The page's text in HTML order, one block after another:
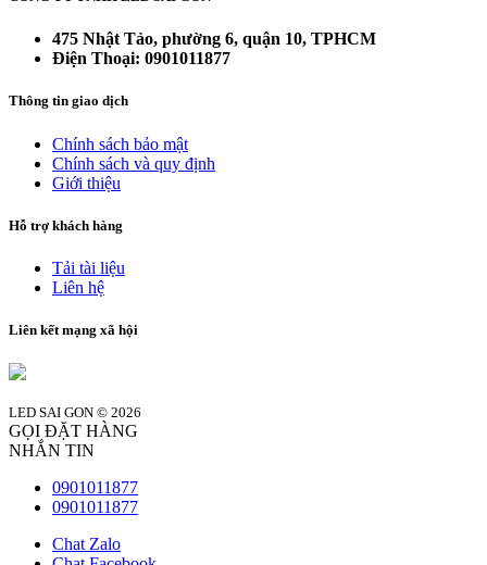
475 Nhật Tảo, phường 6, quận 10, TPHCM
Điện Thoại: 0901011877
Thông tin giao dịch
Chính sách bảo mật
Chính sách và quy định
Giới thiệu
Hỗ trợ khách hàng
Tải tài liệu
Liên hệ
Liên kết mạng xã hội
LED SAI GON © 2026
GỌI ĐẶT HÀNG
NHẮN TIN
0901011877
0901011877
Chat Zalo